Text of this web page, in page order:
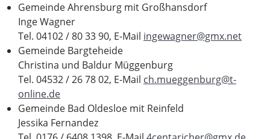
Gemeinde Ahrensburg mit Großhansdorf
Inge Wagner
Tel. 04102 / 80 33 90, E-Mail ingewagner@gmx.net
Gemeinde Bargteheide
Christina und Baldur Müggenburg
Tel. 04532 / 26 78 02, E-Mail ch.mueggenburg@t-
online.de
Gemeinde Bad Oldesloe mit Reinfeld
Jessika Fernandez